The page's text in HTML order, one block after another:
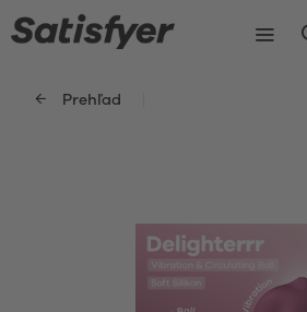
Prehľad